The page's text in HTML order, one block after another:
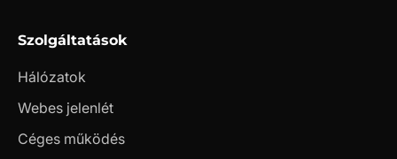
Szolgáltatások
Hálózatok
Webes jelenlét
Céges működés